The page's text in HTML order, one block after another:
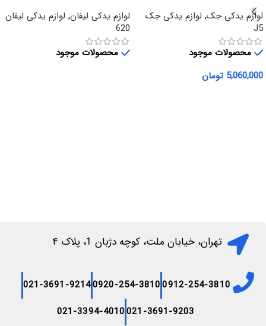
لوازم یدکی جک, لوازم یدکی جک
J5
محصولات موجود
5,060,000 تومان
لوازم یدکی لیفان, لوازم یدکی لیفان
620
محصولات موجود
تهران، خیابان ملت، کوچه دژبان 1، پلاک ۴
0912-254-3810
0920-254-3810
021-3691-9214
021-3691-9203
021-3394-4010